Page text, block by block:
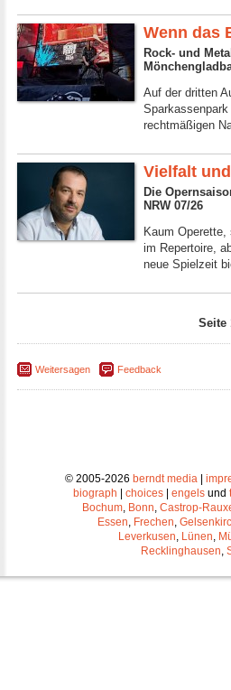
Wenn das
Rock- und
Auf der dritten
rechtmäßigen
Vielfalt
Die
NRW 07/26
Kaum
im Repertoire,
neue Spielzeit
Seite
Weitersagen Feedback
© 2005-2026 berndt media|
biograph
choices engels und
Bochum, Bonn, Castrop-
Essen, Frechen,
Leverkusen, Lünen,
Recklinghausen,